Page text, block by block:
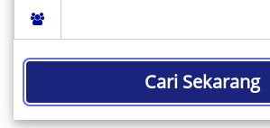
Cari Sekarang